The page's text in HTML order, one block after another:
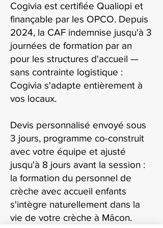
Cogivia est certifiée Qualiopi et
finançable par les OPCO. Depuis
2024, la CAF indemnise jusqu'à 3
journées de formation par an
pour les structures d'accueil —
sans contrainte logistique :
Cogivia s'adapte entièrement à
vos locaux.
Devis personnalisé envoyé sous
3 jours, programme co-construit
avec votre équipe et ajusté
jusqu'à 8 jours avant la session :
la formation du personnel de
crèche avec accueil enfants
s'intègre naturellement dans la
vie de votre crèche à Mâcon.